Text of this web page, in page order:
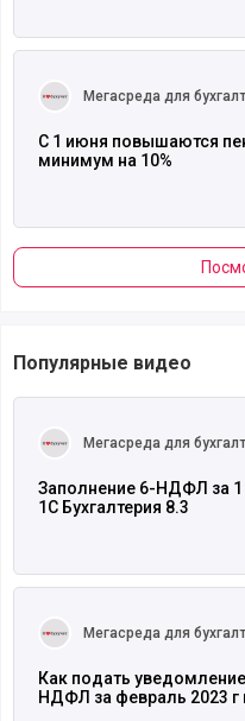
Мегасреда для
С 1 июня повышаются
минимум на 10%
Популярные видео
Мегасреда для
Заполнение 6-НДФЛ за 1
1С Бухгалтерия 8.3
Мегасреда для
Как подать
НДФЛ за февраль 2023 г